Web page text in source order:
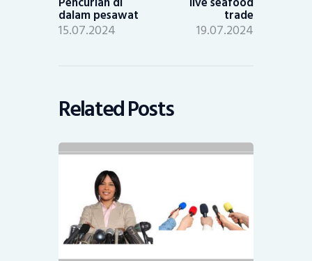
dalam pesawat
15.07.2024
trade
19.07.2024
Related Posts